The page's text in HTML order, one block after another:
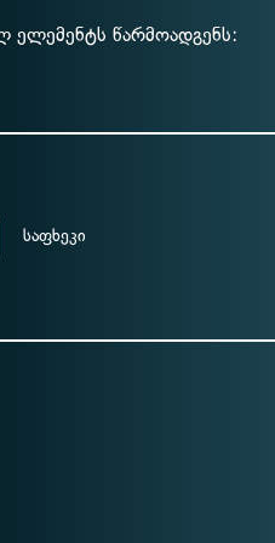
ელემენტს წარმოადგენს:
საფხეკი